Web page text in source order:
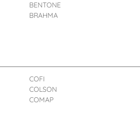
BENTONE
BRAHMA
COFI
COLSON
COMAP